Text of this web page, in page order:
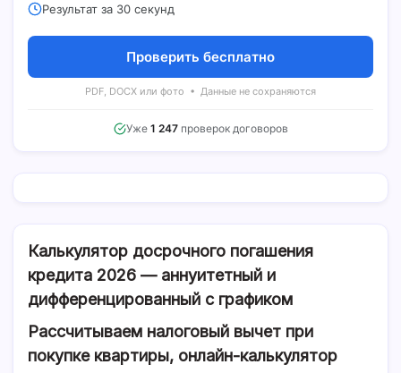
Результат за 30 секунд
Проверить бесплатно
PDF, DOCX или фото • Данные не сохраняются
Уже 1 247проверок договоров
Калькулятор досрочного погашения
кредита 2026 — аннуитетный и
дифференцированный с графиком
Рассчитываем налоговый вычет при
покупке квартиры, онлайн-калькулятор